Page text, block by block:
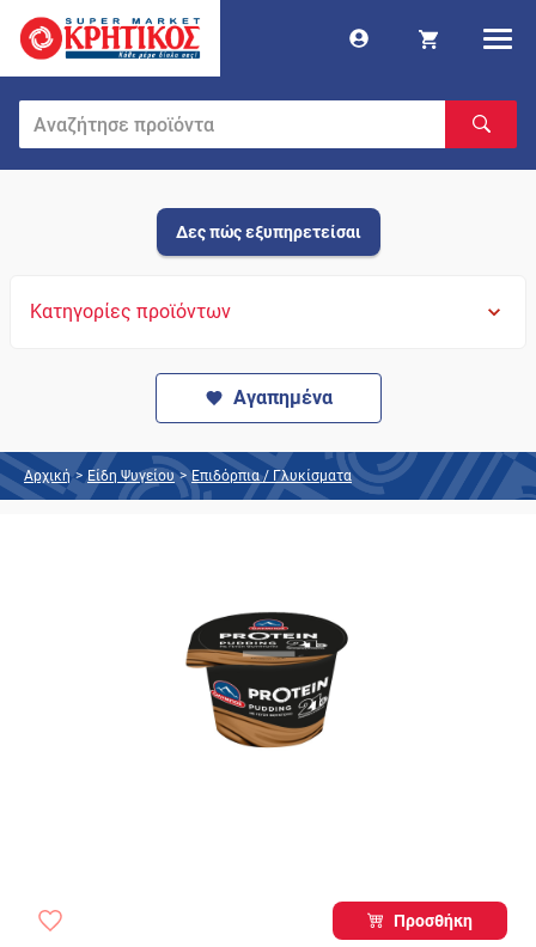
Δες πώς εξυπηρετείσαι
Κατηγορίες προϊόντων
Αγαπημένα
Αρχική > Είδη Ψυγείου > Επιδόρπια / Γλυκίσματα
Προσθήκη